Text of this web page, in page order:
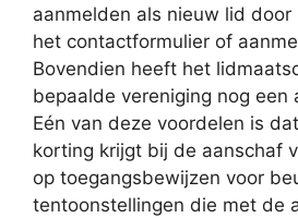
aanmelden als nieuw lid door
het contactformulier of
Bovendien heeft het
bepaalde vereniging nog een
Eén van deze voordelen is
korting krijgt bij de aanschaf
op toegangsbewijzen voor
tentoonstellingen die met de